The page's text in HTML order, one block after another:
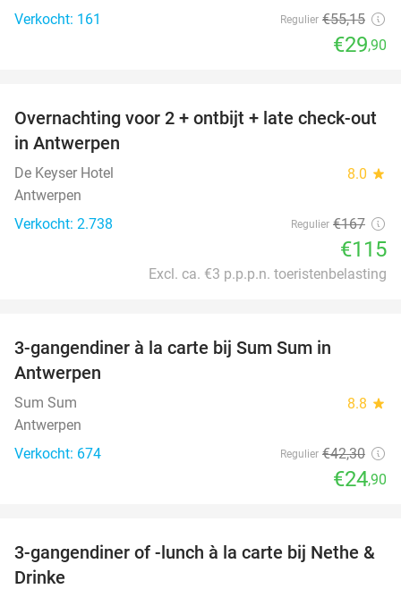
Verkocht: 161
Regulier €55,15
€29,90
31%
Overnachting voor 2 + ontbijt + late check-out
in Antwerpen
De Keyser Hotel 8.0 star
Antwerpen
Verkocht: 2.738
Regulier €167
€115
Excl. ca. €3 p.p.p.n. toeristenbelasting
3-gangendiner à la carte bij Sum Sum in
Antwerpen
Sum Sum 8.8 star
Antwerpen
Verkocht: 674
Regulier €42,30
€24,90
42%
3-gangendiner of -lunch à la carte bij Nethe &
Drinke